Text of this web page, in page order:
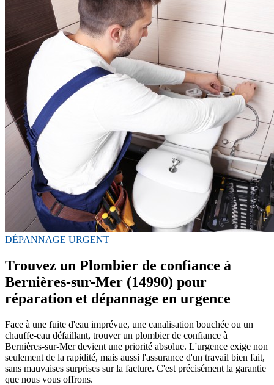
DÉPANNAGE URGENT
Trouvez un Plombier de confiance à
Bernières-sur-Mer (14990) pour
réparation et dépannage en urgence
Face à une fuite d'eau imprévue, une canalisation bouchée ou un
chauffe-eau défaillant, trouver un plombier de confiance à
Bernières-sur-Mer devient une priorité absolue. L'urgence exige non
seulement de la rapidité, mais aussi l'assurance d'un travail bien fait,
sans mauvaises surprises sur la facture. C'est précisément la garantie
que nous vous offrons.